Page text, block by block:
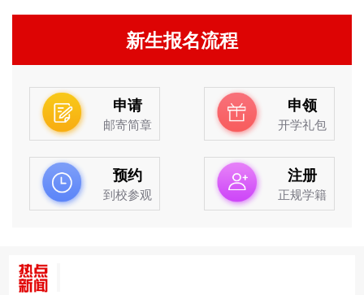
新生报名流程
申请
邮寄简章
申领
开学礼包
预约
到校参观
注册
正规学籍